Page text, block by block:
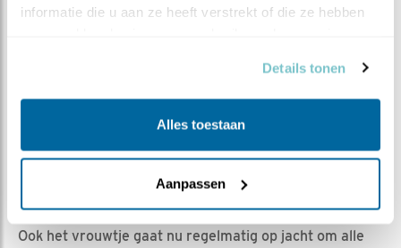
informatie die u aan ze heeft verstrekt of die ze hebben
Details tonen
Alles toestaan
Aanpassen
Kleintjes
Ed Hoogkamer | Geplaatst op 22 mei 2019, 9:35 |
Vind ik leuk| Bewaar dit filmpje|
1033x
Ook het vrouwtje gaat nu regelmatig op jacht om alle